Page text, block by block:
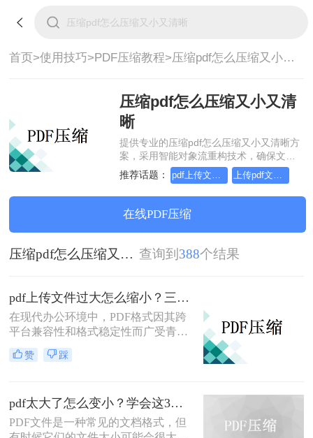
首页>使用技巧>PDF压缩教程> 压缩pdf怎么压缩又小又清晰
压缩pdf怎么压缩又小又清
晰
提供专业的压缩pdf怎么压缩又小又清晰方
案，采用智能对象流重构技术，确保文档
1:1高保真还原且排版不乱码。支持一键批
量处理，全链路 SSL 加密保障隐私安全。
助您快速实现压缩pdf怎么压缩又小又清
晰，无需安装，高效办公。
推荐话题：
在线PDF压缩
压缩pdf怎么压缩又小又清晰 查询到 388个结果
pdf上传文件过大怎么缩小？三招助你轻松缩小！
在现代办公环境中，PDF格式因其跨
平台兼容性和格式稳定性而广受青
睐。然而，高清图片、复杂布局和丰
富内容往往导致PDF文件体积庞大，
绍三种简单实用的PDF压缩技巧，助
你轻松优化PDF文件，提升文档传输
效率。
赞 踩
pdf太大了怎么变小？学会这3个方法就够了！
PDF文件是一种常见的文档格式，但